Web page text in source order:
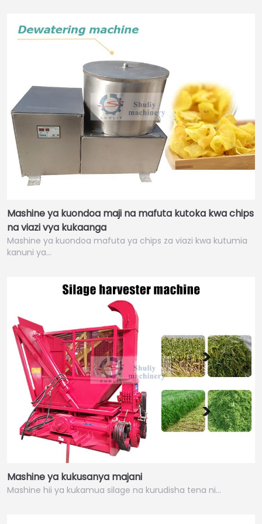
Mashine ya kuondoa maji na mafuta kutoka kwa chips
na viazi vya kukaanga
Mashine ya kuondoa mafuta ya chips za viazi kwa kutumia
kanuni ya…
Mashine ya kukusanya majani
Mashine hii ya kukamua silage na kurudisha tena ni…